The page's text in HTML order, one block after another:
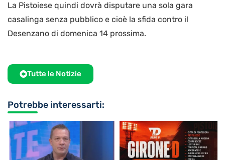
La Pistoiese quindi dovrà disputare una sola gara
casalinga senza pubblico e cioè la sfida contro il
Desenzano di domenica 14 prossima.
Tutte le Notizie
Potrebbe interessarti: